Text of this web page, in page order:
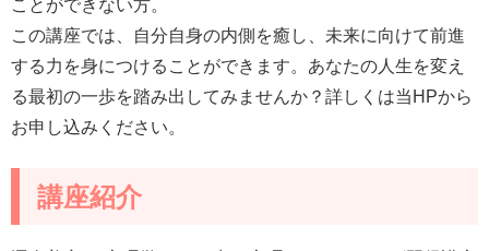
ことができない方。
この講座では、自分自身の内側を癒し、未来に向けて前進
する力を身につけることができます。あなたの人生を変え
る最初の一歩を踏み出してみませんか？詳しくは当HPから
お申し込みください。
講座紹介